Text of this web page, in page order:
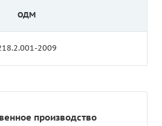
ОДМ
2009
производство